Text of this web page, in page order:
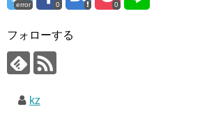
error 0 0
フォローする
kz